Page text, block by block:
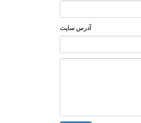
آدرس سایت